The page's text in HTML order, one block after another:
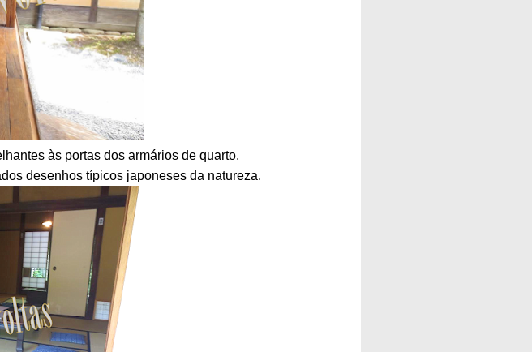
às portas dos armários de quarto.
desenhos típicos japoneses da natureza.